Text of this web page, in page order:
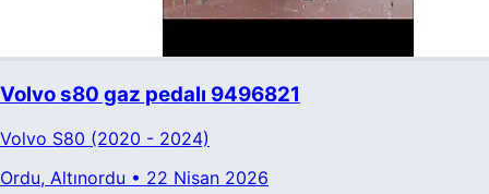
Volvo s80 gaz pedalı 9496821
Volvo S80 (2020 - 2024)
Ordu, Altınordu • 22 Nisan 2026